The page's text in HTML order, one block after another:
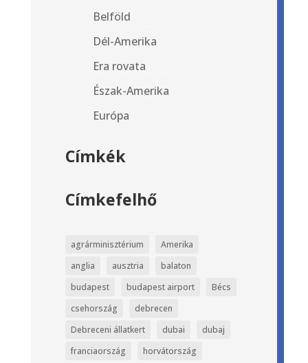
Belföld
Dél-Amerika
Era rovata
Észak-Amerika
Európa
Címkék
Címkefelhő
agrárminisztérium
Amerika
anglia
ausztria
balaton
budapest
budapest airport
Bécs
csehország
debrecen
Debreceni állatkert
dubai
dubaj
franciaország
horvátország